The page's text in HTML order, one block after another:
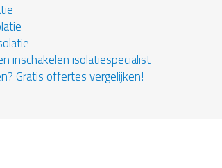
inschakelen isolatiespecialist
Gratis offertes vergelijken!